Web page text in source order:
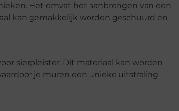
Het omvat het aanbrengen van een
kan gemakkelijk worden geschuurd en
sierpleister. Dit materiaal kan worden
je muren een unieke uitstraling